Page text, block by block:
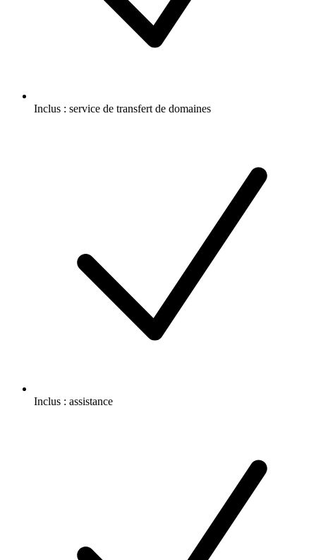
Inclus : service de transfert de domaines
Inclus : assistance